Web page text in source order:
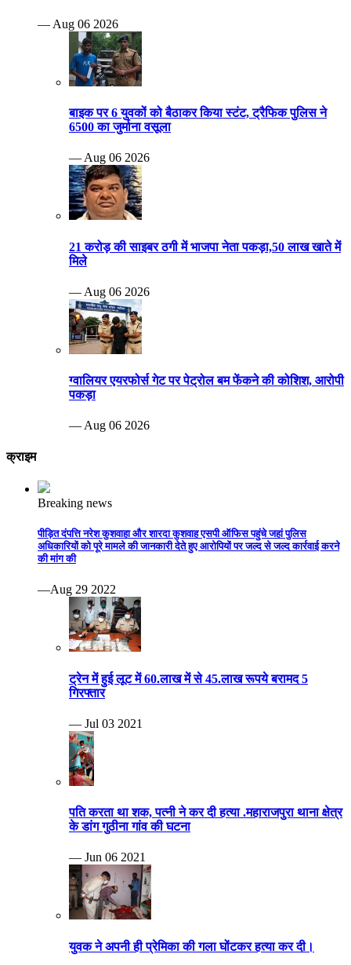
— Aug 06 2026
बाइक पर 6 युवकों को बैठाकर किया स्टंट, ट्रैफिक पुलिस ने
6500 का जुर्माना वसूला
— Aug 06 2026
21 करोड़ की साइबर ठगी में भाजपा नेता पकड़ा,50 लाख खाते में
मिले
— Aug 06 2026
ग्वालियर एयरफोर्स गेट पर पेट्रोल बम फेंकने की कोशिश, आरोपी
पकड़ा
— Aug 06 2026
क्राइम
Breaking news
पीड़ित दंपत्ति नरेश कुशवाहा और शारदा कुशवाह एसपी ऑफिस पहुंचे जहां पुलिस
अधिकारियों को पूरे मामले की जानकारी देते हुए आरोपियों पर जल्द से जल्द कार्रवाई करने
की मांग की
—Aug 29 2022
ट्रेन में हुई लूट में 60.लाख में से 45.लाख रूपये बरामद 5
गिरफ्तार
— Jul 03 2021
पति करता था शक, पत्नी ने कर दी हत्या .महाराजपुरा थाना क्षेत्र
के डांग गुठीना गांव की घटना
— Jun 06 2021
युवक ने अपनी ही प्रेमिका की गला घोंटकर हत्या कर दी।